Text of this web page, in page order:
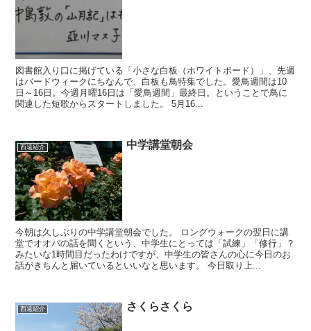
図書館入り口に掲げている「小さな白板（ホワイトボード）」、先週
はバードウィークにちなんで、白板も鳥特集でした。愛鳥週間は10
日～16日。今週月曜16日は「愛鳥週間」最終日。ということで鳥に
関連した短歌からスタートしました。 5月16...
西遠紹介 中学講堂朝会
今朝は久しぶりの中学講堂朝会でした。 ロングウォークの翌日に講
堂でオオバの話を聞くという、中学生にとっては「試練」「修行」？
みたいな1時間目だったわけですが、中学生の皆さんの心に今日のお
話がきちんと届いているといいなと思います。 今日取り上...
西遠紹介 さくらさくら